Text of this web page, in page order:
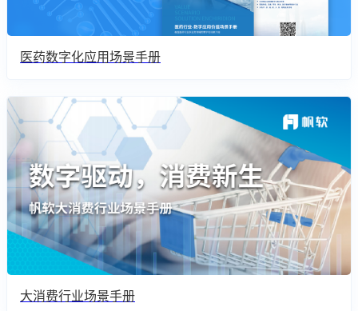
医药数字化应用场景手册
大消费行业场景手册